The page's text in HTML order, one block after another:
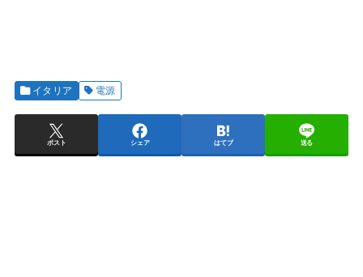
イタリア 電源
ポスト シェア はてブ 送る